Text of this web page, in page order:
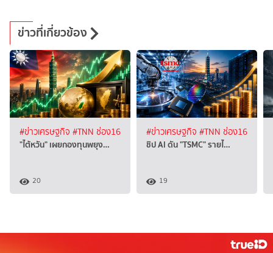
ข่าวที่เกี่ยวข้อง
#ข่าวเศรษฐกิจ #TNN ช่อง16
"ไต้หวัน" เผยกองทุนพยุง…
20
#ข่าวเศรษฐกิจ #TNN ช่อง16
ชิป AI ดัน "TSMC" รายไ…
19